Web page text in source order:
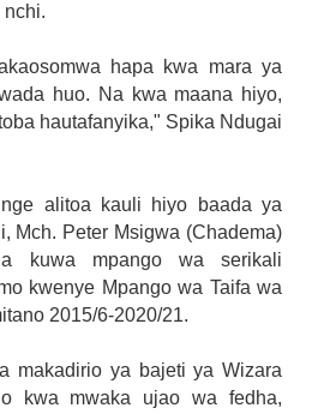
nchi.
hapa kwa mara ya
huo. Na kwa maana hiyo,
hautafanyika," Spika Ndugai
alitoa kauli hiyo baada ya
Mch. Peter Msigwa (Chadema)
kuwa mpango wa serikali
kwenye Mpango wa Taifa wa
2015/6-2020/21.
makadirio ya bajeti ya Wizara
kwa mwaka ujao wa fedha,